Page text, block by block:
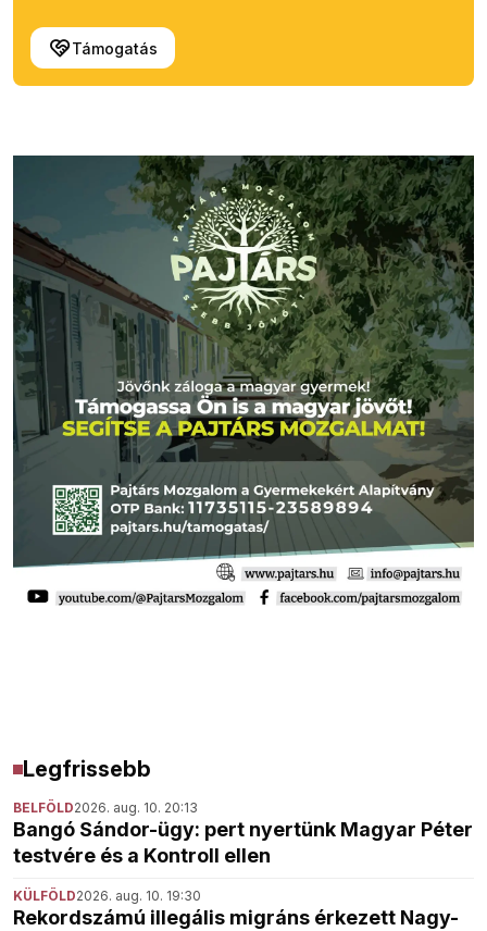
Támogatás
Legfrissebb
BELFÖLD2026. aug. 10. 20:13
Bangó Sándor-ügy: pert nyertünk Magyar Péter
testvére és a Kontroll ellen
KÜLFÖLD2026. aug. 10. 19:30
Rekordszámú illegális migráns érkezett Nagy-